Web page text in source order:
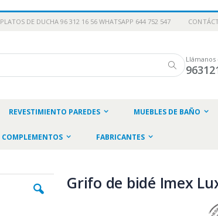
PLATOS DE DUCHA 96 312 16 56 WHATSAPP 644 752 547
REVESTIMIENTO PAREDES MUEBLES DE BAÑO
COMPLEMENTOS FABRICANTES
Grifo de bidé Imex